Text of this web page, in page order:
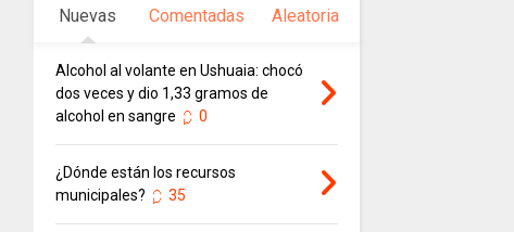
Nuevas Comentadas Aleatoria
Alcohol al volante en Ushuaia: chocó
dos veces y dio 1,33 gramos de
alcohol en sangre
0
¿Dónde están los recursos
municipales?
35